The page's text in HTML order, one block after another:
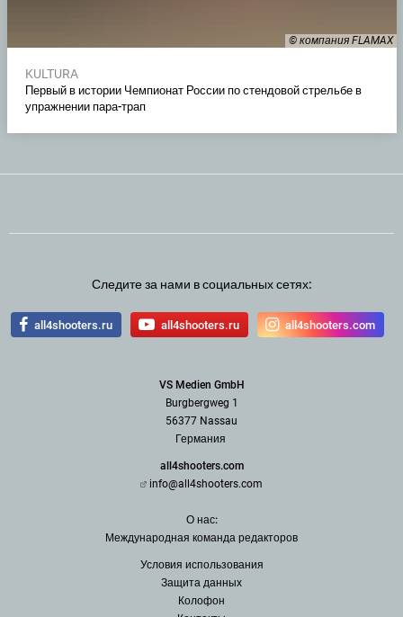
© компания FLAMAX
KULTURA
Первый в истории Чемпионат России по стендовой стрельбе в
упражнении пара-трап
Следите за нами в социальных сетях:
all4shooters.ru all4shooters.ru all4shooters.com
VS Medien GmbH
Burgbergweg 1
56377 Nassau
Германия
all4shooters.com
info@all4shooters.com
О нас:
Международная команда редакторов
Условия использования
Защита данных
Колофон